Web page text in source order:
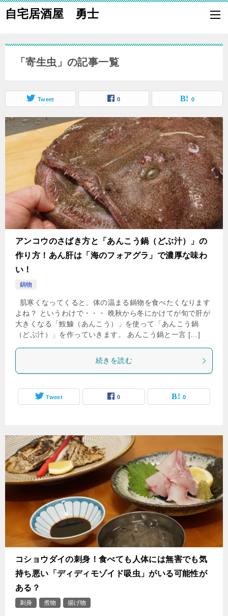
自宅居酒屋 勇士
自宅で居酒屋の「酒の肴」になる料理を楽しく作り、家族や親族に友
「寄生虫」の記事一覧
Tweet 0 0
アンコウのさばき方と「あんこう鍋（どぶ汁）」の
作り方！あん肝は「海のフォアグラ」で濃厚な味わ
い！
鍋物
肌寒くなってくると、体の温まる鍋物を食べたくなります
よね？ というわけで・・・ 晩秋から冬にかけてが旬で肝が
大きくなる「鮟鱇（あんこう）」を使って「あんこう鍋
（どぶ汁）」を作っていきます。 あんこう鍋と一言 […]
続きを読む
Tweet 0 0
コショウダイの刺身！食べても人体には無害でも気
持ち悪い「ディディモゾイド吸虫」がいる可能性が
ある？
刺身 煮物 揚げ物